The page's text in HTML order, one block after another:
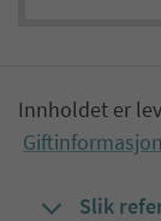
Innholdet er
Slik